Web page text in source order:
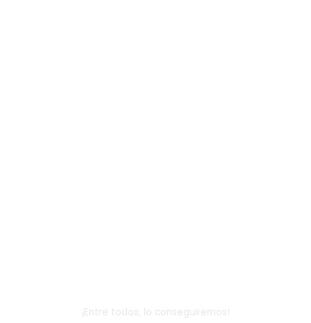
¡Entre todos, lo conseguiremos!